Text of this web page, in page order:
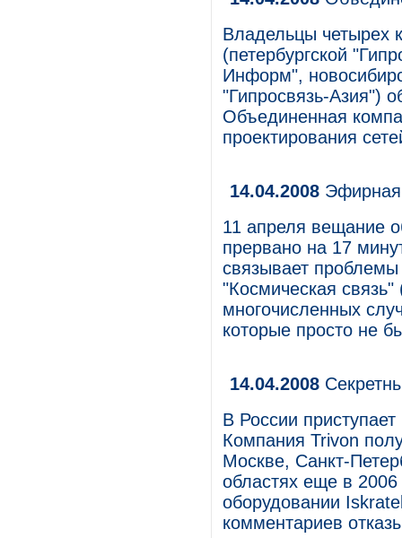
Владельцы четырех
(петербургской
Информ",
"Гипросвязь-Азия")
Объединенная
проектирования
14.04.2008 Эфирная
11 апреля вещание
прервано на 17
связывает
"Космическая
многочисленных
которые просто не
14.04.2008
В России
Компания Trivon
Москве, Санкт-
областях еще в 2006
оборудовании
комментариев